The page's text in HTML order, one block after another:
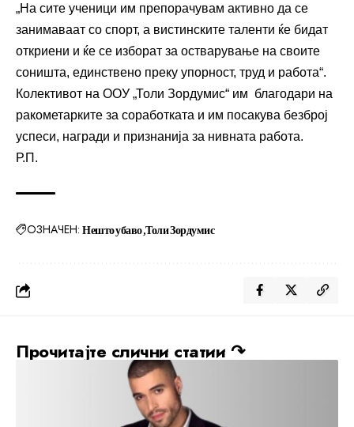
„На сите ученици им препорачувам активно да се
занимаваат со спорт, а вистинските таленти ќе бидат
откриени и ќе се изборат за остварување на своите
соништа, единствено преку упорност, труд и работа“.
Колективот на ООУ „Толи Зордумис“ им благодари на
ракометарките за соработката и им посакува безброј
успеси, награди и признанија за нивната работа.
Р.П.
ОЗНАЧЕН: Нешто убаво Толи Зордумис
Прочитајте слични статии ↷